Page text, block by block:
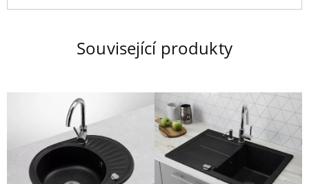
Související produkty